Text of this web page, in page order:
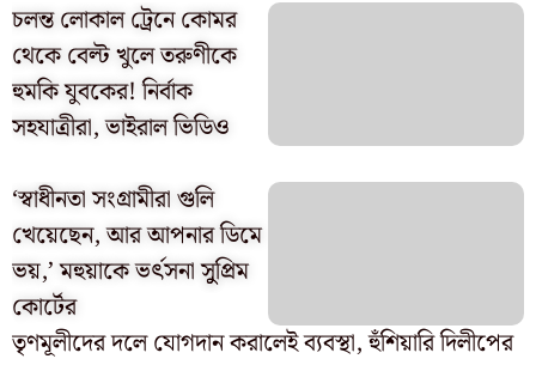
চলন্ত লোকাল ট্রেনে কোমর
থেকে বেল্ট খুলে তরুণীকে
হুমকি যুবকের! নির্বাক
সহযাত্রীরা, ভাইরাল ভিডিও
‘স্বাধীনতা সংগ্রামীরা গুলি
খেয়েছেন, আর আপনার ডিমে
ভয়,’ মহুয়াকে ভর্ৎসনা সুুপ্রিম
কোর্টের
তৃণমূলীদের দলে যোগদান করালেই ব্যবস্থা, হুঁশিয়ারি দিলীপের